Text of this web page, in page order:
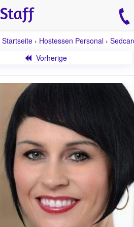
Startseite › Hostessen Personal ›
Vorherige